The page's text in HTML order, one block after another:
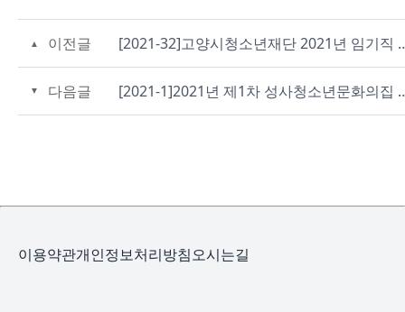
이전글 [2021-32]고양시청소년재단
다음글 [2021-1]2021년 제1차
이용약관개인정보처리방침오시는길